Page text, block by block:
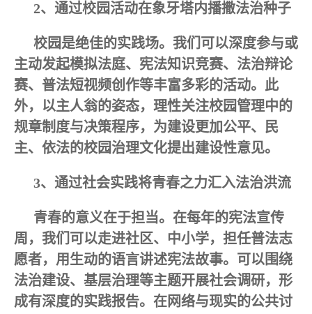
2、通过校园活动在象牙塔内播撒法治种子
校园是绝佳的实践场。我们可以深度参与或
主动发起模拟法庭、宪法知识竞赛、法治辩论
赛、普法短视频创作等丰富多彩的活动。此
外，以主人翁的姿态，理性关注校园管理中的
规章制度与决策程序，为建设更加公平、民
主、依法的校园治理文化提出建设性意见。
3、通过社会实践将青春之力汇入法治洪流
青春的意义在于担当。在每年的宪法宣传
周，我们可以走进社区、中小学，担任普法志
愿者，用生动的语言讲述宪法故事。可以围绕
法治建设、基层治理等主题开展社会调研，形
成有深度的实践报告。在网络与现实的公共讨